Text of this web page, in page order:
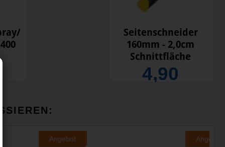
Seitenschneider
160mm - 2,0cm
Schnittfläche
4,90
Angebot Angebot